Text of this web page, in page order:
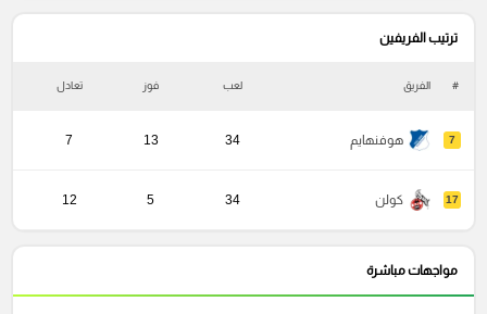
ترتيب الفريفين
# الفريق لعب فوز تعادل
7 هوفنهايم 34
13
7
17 كولن 34
5
12
مواجهات مباشرة